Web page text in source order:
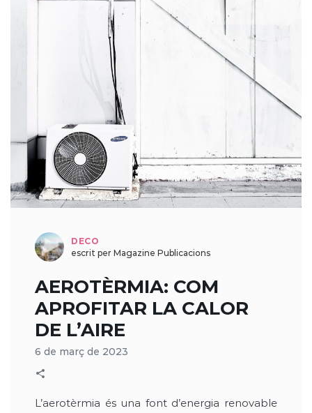
DECO
escrit per Magazine Publicacions
AEROTÈRMIA: COM
APROFITAR LA CALOR
DE L’AIRE
6 de març de 2023
L’aerotèrmia és una font d’energia renovable